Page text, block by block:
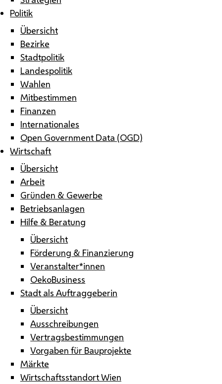
Politik
Übersicht
Bezirke
Stadtpolitik
Landespolitik
Wahlen
Mitbestimmen
Finanzen
Internationales
Open Government Data (OGD)
Wirtschaft
Übersicht
Arbeit
Gründen & Gewerbe
Betriebsanlagen
Hilfe & Beratung
Übersicht
Förderung & Finanzierung
Veranstalter*innen
OekoBusiness
Stadt als Auftraggeberin
Übersicht
Ausschreibungen
Vertragsbestimmungen
Vorgaben für Bauprojekte
Märkte
Wirtschaftsstandort Wien